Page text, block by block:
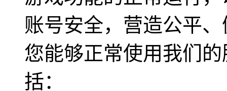
账号安全，营造公平
您能够正常使用我们
括：